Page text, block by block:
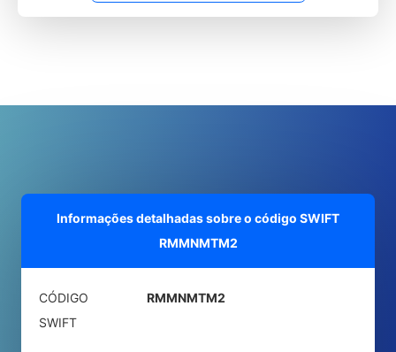
Informações detalhadas sobre o código SWIFT
RMMNMTM2
CÓDIGO
SWIFT
RMMNMTM2